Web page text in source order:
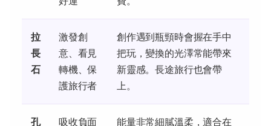
拉
長
石
激發創
意、看見
轉機、保
護旅行者
創作遇到瓶頸時會握在手中
把玩，變換的光澤常能帶來
新靈感。長途旅行也會帶
上。
孔 吸收負面 能量非常細膩溫柔，適合在